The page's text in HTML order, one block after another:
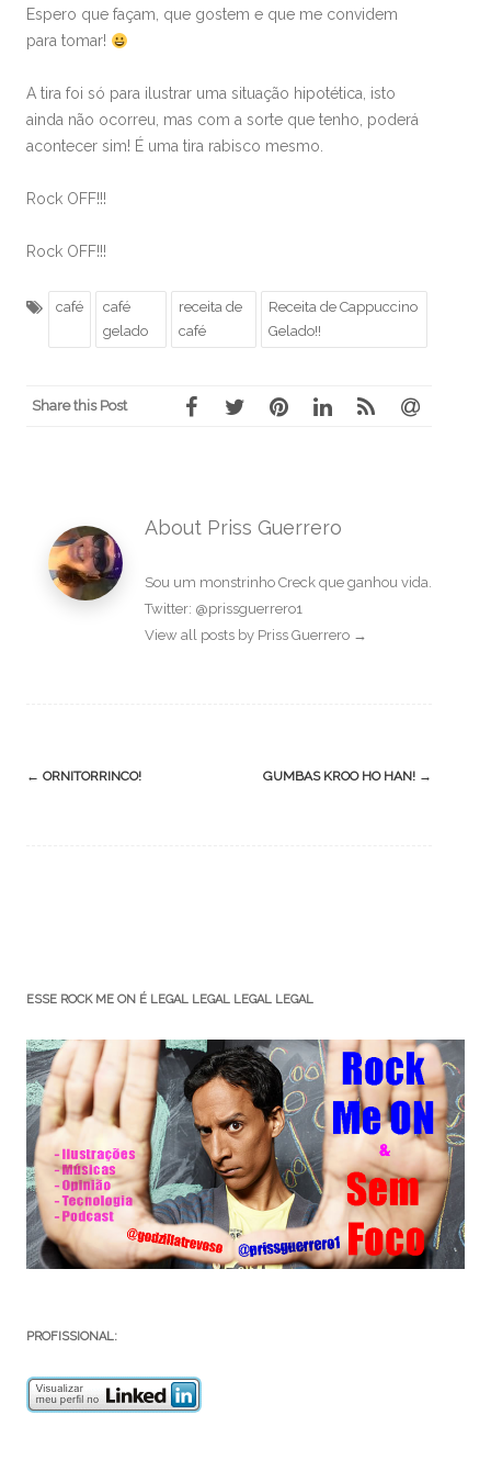
Espero que façam, que gostem e que me convidem
para tomar!
A tira foi só para ilustrar uma situação hipotética, isto
ainda não ocorreu, mas com a sorte que tenho, poderá
acontecer sim! É uma tira rabisco mesmo.
Rock OFF!!!
Rock OFF!!!
café
café
gelado
receita de
café
Receita de Cappuccino
Gelado!!
Share this Post
About Priss Guerrero
Sou um monstrinho Creck que ganhou vida.
Twitter: @prissguerrero1
View all posts by Priss Guerrero →
Post
← ORNITORRINCO! GUMBAS KROO HO HAN! →
ESSE ROCK ME ON É LEGAL LEGAL LEGAL LEGAL
PROFISSIONAL: